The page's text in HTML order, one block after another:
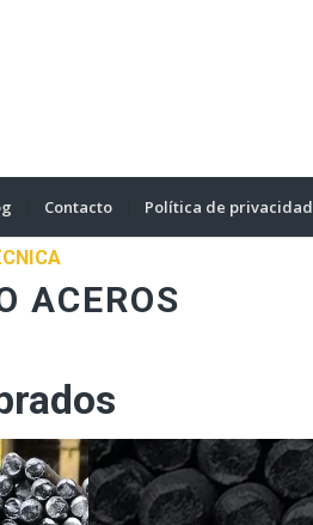
Contacto Política de privacidad
ACEROS